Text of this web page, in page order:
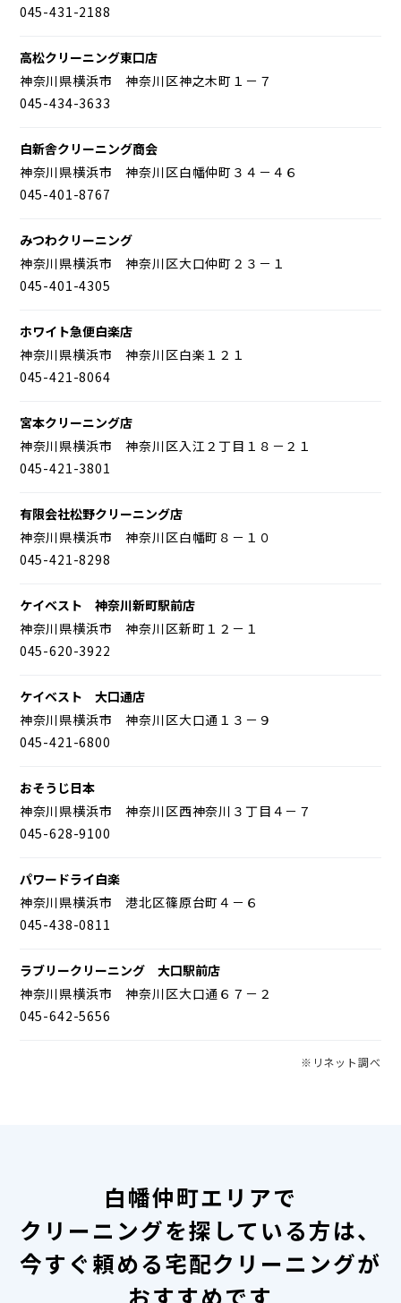
045-431-2188
高松クリーニング東口店
神奈川県横浜市 神奈川区神之木町１－７
045-434-3633
白新舎クリーニング商会
神奈川県横浜市 神奈川区白幡仲町３４－４６
045-401-8767
みつわクリーニング
神奈川県横浜市 神奈川区大口仲町２３－１
045-401-4305
ホワイト急便白楽店
神奈川県横浜市 神奈川区白楽１２１
045-421-8064
宮本クリーニング店
神奈川県横浜市 神奈川区入江２丁目１８－２１
045-421-3801
有限会社松野クリーニング店
神奈川県横浜市 神奈川区白幡町８－１０
045-421-8298
ケイベスト 神奈川新町駅前店
神奈川県横浜市 神奈川区新町１２－１
045-620-3922
ケイベスト 大口通店
神奈川県横浜市 神奈川区大口通１３－９
045-421-6800
おそうじ日本
神奈川県横浜市 神奈川区西神奈川３丁目４－７
045-628-9100
パワードライ白楽
神奈川県横浜市 港北区篠原台町４－６
045-438-0811
ラブリークリーニング 大口駅前店
神奈川県横浜市 神奈川区大口通６７－２
045-642-5656
※リネット調べ
白幡仲町エリアで
クリーニングを探している方は、
今すぐ頼める宅配クリーニングが
おすすめです